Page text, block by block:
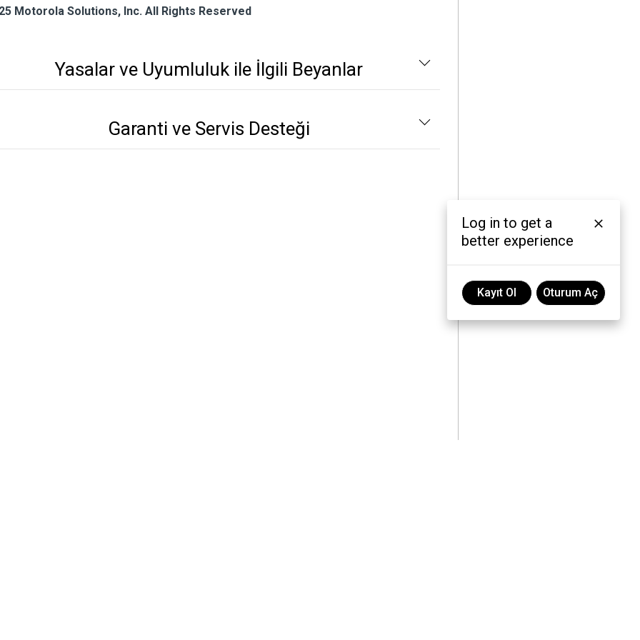
Motorola Solutions, Inc. All Rights Reserved
Yasalar ve Uyumluluk ile İlgili Beyanlar
Garanti ve Servis Desteği
Log in to get a
better experience
Kayıt Ol Oturum Aç